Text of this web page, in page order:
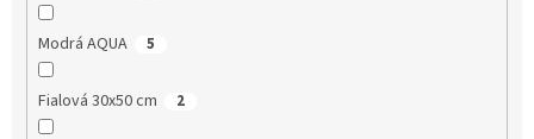
Modrá AQUA 5
Fialová 30x50 cm 2